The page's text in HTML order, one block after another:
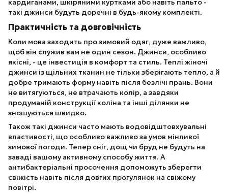
такі джинси будуть доречні в будь-якому комплекті.
Практичність та довговічність
Коли мова заходить про зимовий одяг, дуже важливо,
щоб він служив вам не один сезон. Джинси, особливо
якісні, - це інвестиція в комфорт та стиль. Теплі жіночі
джинси із щільних тканин не тільки зберігають тепло, а й
добре тримають форму навіть після безлічі прань. Вони
не витягуються, не втрачають колір, а завдяки
продуманій конструкції коліна та інші ділянки не
зношуються швидко.
Також такі джинси часто мають водовідштовхувальні
властивості, що особливо важливо за умов мінливої ​​
зимової погоди. Тепер сніг, дощ чи бруд не будуть на
заваді вашому активному способу життя. А
антибактеріальні просочення допоможуть зберегти
свіжість навіть після довгих прогулянок на свіжому
повітрі.